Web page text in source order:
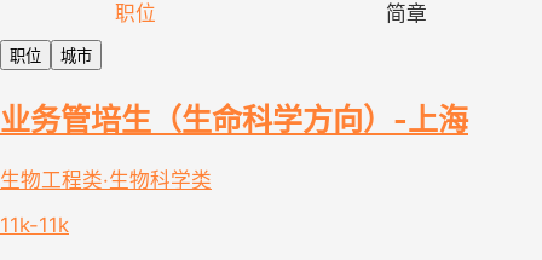
职位 简章
职位 城市
业务管培生（生命科学方向）-上海
生物工程类·生物科学类
11k-11k